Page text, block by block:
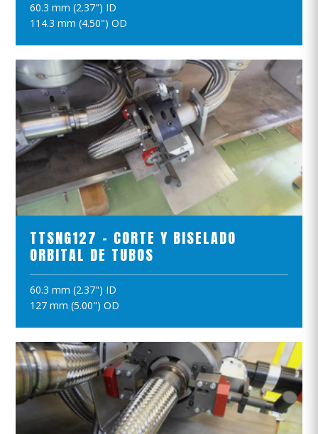
60.3 mm (2.37") ID
114.3 mm (4.50") OD
AÑADIR A LA CESTA
TTSNG127 - CORTE Y BISELADO
ORBITAL DE TUBOS
60.3 mm (2.37") ID
127 mm (5.00") OD
VER EL PRODUCTO
AÑADIR A LA CESTA